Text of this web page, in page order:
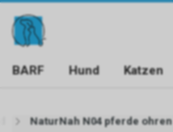
BARF Hund Katzen
NaturNah N04 pferde ohren